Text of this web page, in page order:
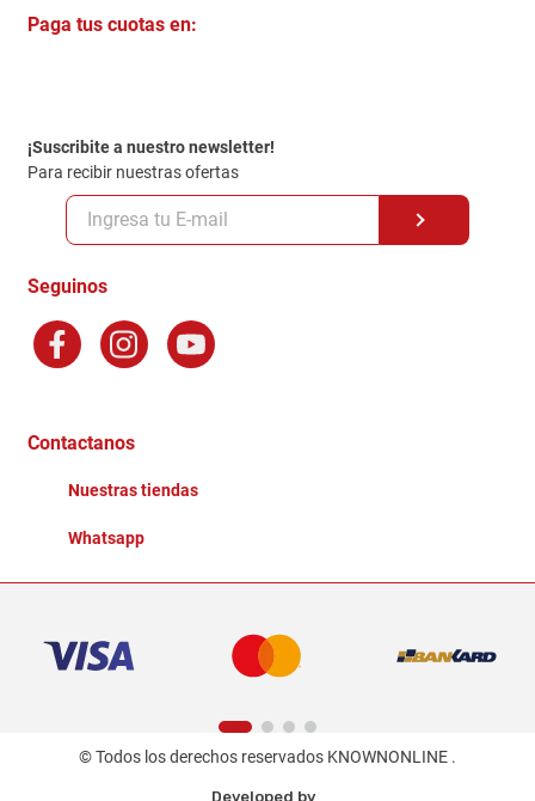
Trabaja con Nosotros
Crédito Directo
Politica de Privacidad
Políticas y condiciones GiftCard
Formas de Pago
Terminos y Condiciones
Factura Electronica
Ganadores - Promociones
Paga tus cuotas en:
¡Suscribite a nuestro newsletter!
Para recibir nuestras ofertas
Seguinos
Contactanos
Nuestras tiendas
Whatsapp
© Todos los derechos reservados KNOWNONLINE .
Developed by